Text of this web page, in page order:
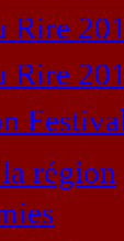
Rire
Rire
région